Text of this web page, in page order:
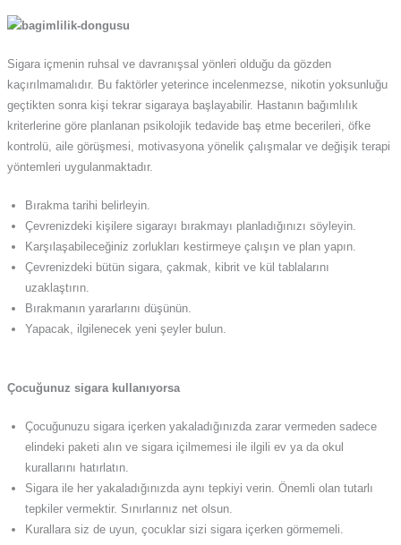
Sigara içmenin ruhsal ve davranışsal yönleri olduğu da gözden
kaçırılmamalıdır. Bu faktörler yeterince incelenmezse, nikotin yoksunluğu
geçtikten sonra kişi tekrar sigaraya başlayabilir. Hastanın bağımlılık
kriterlerine göre planlanan psikolojik tedavide baş etme becerileri, öfke
kontrolü, aile görüşmesi, motivasyona yönelik çalışmalar ve değişik terapi
yöntemleri uygulanmaktadır.
Bırakma tarihi belirleyin.
Çevrenizdeki kişilere sigarayı bırakmayı planladığınızı söyleyin.
Karşılaşabileceğiniz zorlukları kestirmeye çalışın ve plan yapın.
Çevrenizdeki bütün sigara, çakmak, kibrit ve kül tablalarını
uzaklaştırın.
Bırakmanın yararlarını düşünün.
Yapacak, ilgilenecek yeni şeyler bulun.
Çocuğunuz sigara kullanıyorsa
Çocuğunuzu sigara içerken yakaladığınızda zarar vermeden sadece
elindeki paketi alın ve sigara içilmemesi ile ilgili ev ya da okul
kurallarını hatırlatın.
Sigara ile her yakaladığınızda aynı tepkiyi verin. Önemli olan tutarlı
tepkiler vermektir. Sınırlarınız net olsun.
Kurallara siz de uyun, çocuklar sizi sigara içerken görmemeli.